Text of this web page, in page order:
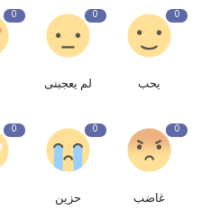
0
يحب
0
لم يعجبنى
0
0
غاضب
0
حزين
0